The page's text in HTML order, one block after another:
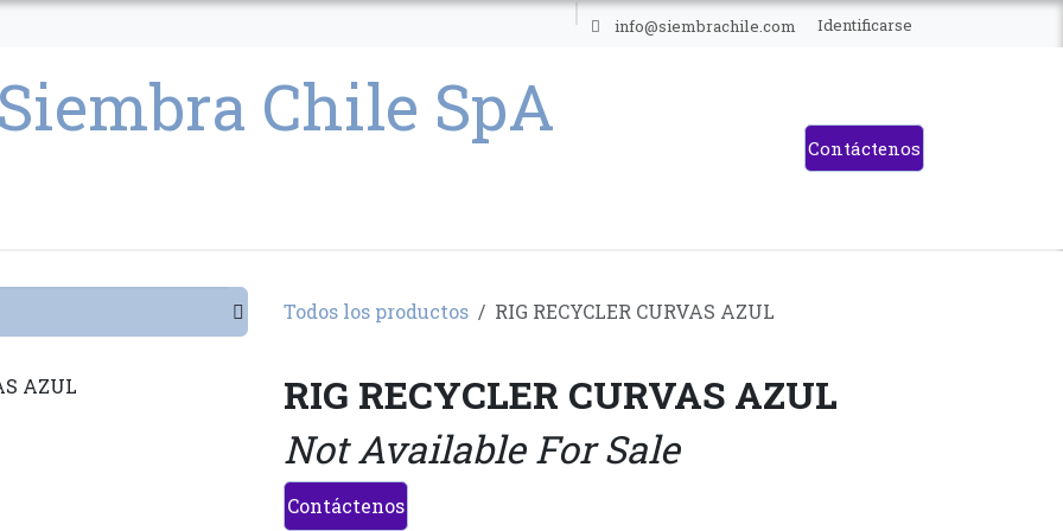
info@siembrachile.com Identificarse
Contáctenos
Todos los productos RIG RECYCLER CURVAS AZUL
RIG RECYCLER CURVAS AZUL
Not Available For Sale
Contáctenos